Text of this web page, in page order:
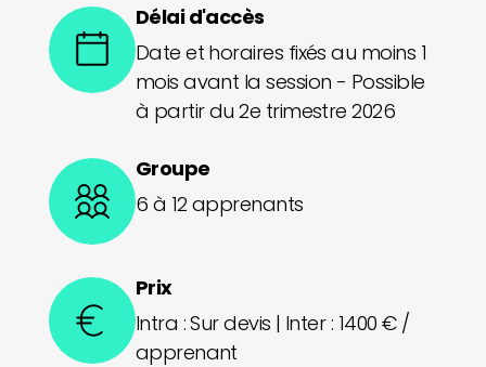
Délai d'accès
Date et horaires fixés au moins 1
mois avant la session - Possible
à partir du 2e trimestre 2026
Groupe
6 à 12 apprenants
Prix
Intra : Sur devis | Inter : 1400 € /
apprenant